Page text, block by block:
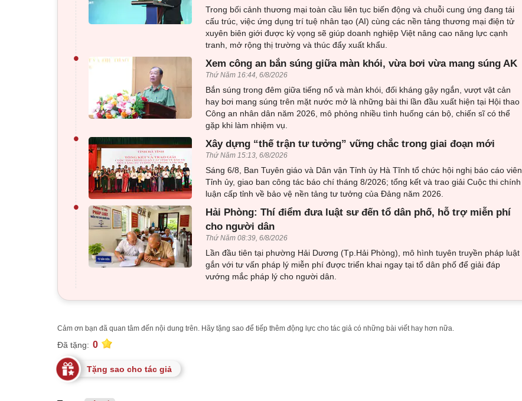
Trong bối cảnh thương mại toàn cầu liên tục biến động và chuỗi cung ứng đang tái
cấu trúc, việc ứng dụng trí tuệ nhân tạo (AI) cùng các nền tảng thương mại điện tử
xuyên biên giới được kỳ vọng sẽ giúp doanh nghiệp Việt nâng cao năng lực cạnh
tranh, mở rộng thị trường và thúc đẩy xuất khẩu.
• Xem công an bắn súng giữa màn khói, vừa bơi vừa mang súng AK
Thứ Năm 16:44, 6/8/2026
Bắn súng trong đêm giữa tiếng nổ và màn khói, đối kháng gậy ngắn, vượt vật cản
hay bơi mang súng trên mặt nước mở là những bài thi lần đầu xuất hiện tại Hội thao
Công an nhân dân năm 2026, mô phỏng nhiều tình huống cán bộ, chiến sĩ có thể
gặp khi làm nhiệm vụ.
• Xây dựng “thế trận tư tưởng” vững chắc trong giai đoạn mới
Thứ Năm 15:13, 6/8/2026
Sáng 6/8, Ban Tuyên giáo và Dân vận Tỉnh ủy Hà Tĩnh tổ chức hội nghị báo cáo viên
Tỉnh ủy, giao ban công tác báo chí tháng 8/2026; tổng kết và trao giải Cuộc thi chính
luận cấp tỉnh về bảo vệ nền tảng tư tưởng của Đảng năm 2026.
•
Hải Phòng: Thí điểm đưa luật sư đến tổ dân phố, hỗ trợ miễn phí
cho người dân
Thứ Năm 08:39, 6/8/2026
Lần đầu tiên tại phường Hải Dương (Tp.Hải Phòng), mô hình tuyên truyền pháp luật
gắn với tư vấn pháp lý miễn phí được triển khai ngay tại tổ dân phố để giải đáp
vướng mắc pháp lý cho người dân.
Cảm ơn bạn đã quan tâm đến nội dung trên. Hãy tặng sao để tiếp thêm động lực cho tác giả có những bài viết hay hơn nữa.
Đã tặng: 0
Tặng sao cho tác giả